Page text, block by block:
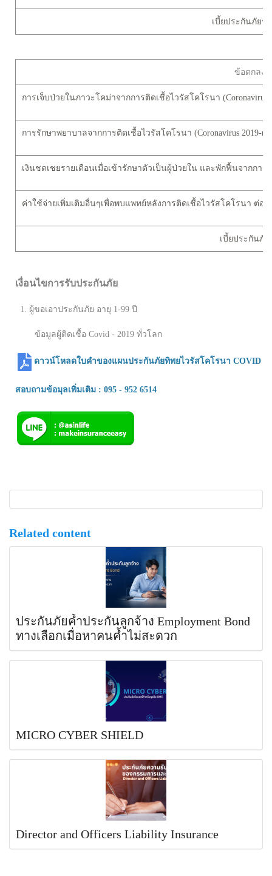
เบี้ยประกันภัยร
ข้อตกลง
การเจ็บป่วยในภาวะโคม่าจากการติดเชื้อไวรัสโคโรนา (Coronavirus
การรักษาพยาบาลจากการติดเชื้อไวรัสโคโรนา (Coronavirus 2019-
เงินชดเชยรายเดือนเมื่อเข้ารักษาตัวเป็นผู้ป่วยใน และพักฟื้นจากกา
ค่าใช้จ่ายเพิ่มเติมอื่นๆเพื่อพบแพทย์หลังการติดเชื้อไวรัสโคโรนา ต่อค
เบี้ยประกันภั
เงื่อนไขการรับประกันภัย
1. ผู้ขอเอาประกันภัย อายุ 1-99 ปี
ข้อมูลผู้ติดเชื้อ Covid - 2019 ทั่วโลก
ดาวน์โหลดใบคำของแผนประกันภัยทิพยไวรัสโคโรนา COVID
สอบถามข้อมุลเพิ่มเติม : 095 - 952 6514
Related content
ประกันภัยค้ำประกันลูกจ้าง Employment Bond
ทางเลือกเมื่อหาคนค้ำไม่สะดวก
MICRO CYBER SHIELD
Director and Officers Liability Insurance